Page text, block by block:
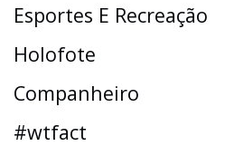
Esportes E Recreação
Holofote
Companheiro
#wtfact